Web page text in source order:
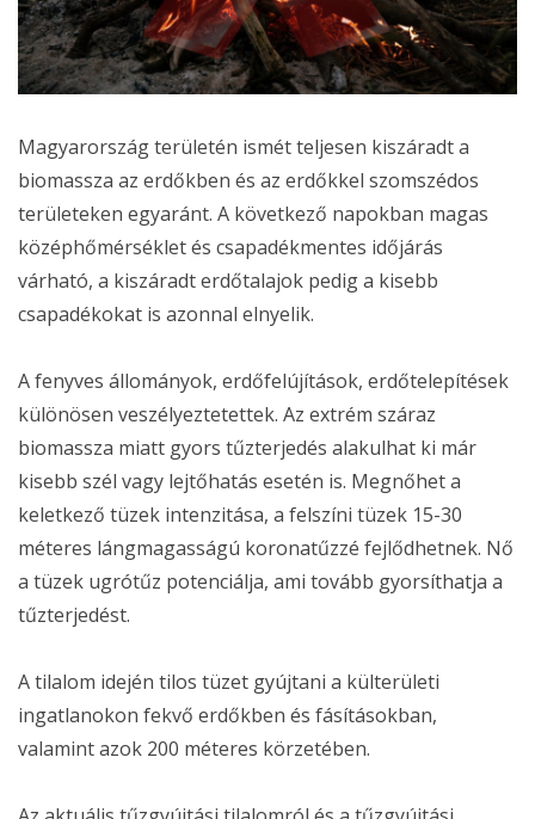
Magyarország területén ismét teljesen kiszáradt a
biomassza az erdőkben és az erdőkkel szomszédos
területeken egyaránt. A következő napokban magas
középhőmérséklet és csapadékmentes időjárás
várható, a kiszáradt erdőtalajok pedig a kisebb
csapadékokat is azonnal elnyelik.
A fenyves állományok, erdőfelújítások, erdőtelepítések
különösen veszélyeztetettek. Az extrém száraz
biomassza miatt gyors tűzterjedés alakulhat ki már
kisebb szél vagy lejtőhatás esetén is. Megnőhet a
keletkező tüzek intenzitása, a felszíni tüzek 15-30
méteres lángmagasságú koronatűzzé fejlődhetnek. Nő
a tüzek ugrótűz potenciálja, ami tovább gyorsíthatja a
tűzterjedést.
A tilalom idején tilos tüzet gyújtani a külterületi
ingatlanokon fekvő erdőkben és fásításokban,
valamint azok 200 méteres körzetében.